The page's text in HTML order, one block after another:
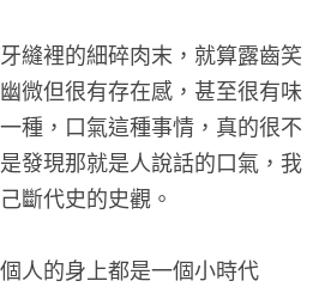
縫裡的細碎肉末，就算露齒笑
微但很有存在感，甚至很有味
種，口氣這種事情，真的很不
發現那就是人說話的口氣，我
斷代史的史觀。
人的身上都是一個小時代